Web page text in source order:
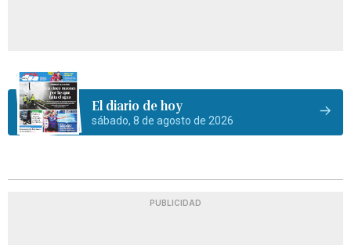
El diario de hoy
sábado, 8 de agosto de 2026
PUBLICIDAD